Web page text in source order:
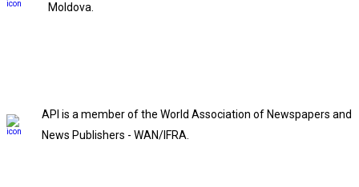
Moldova.
API is a member of the World Association of Newspapers and
News Publishers - WAN/IFRA.